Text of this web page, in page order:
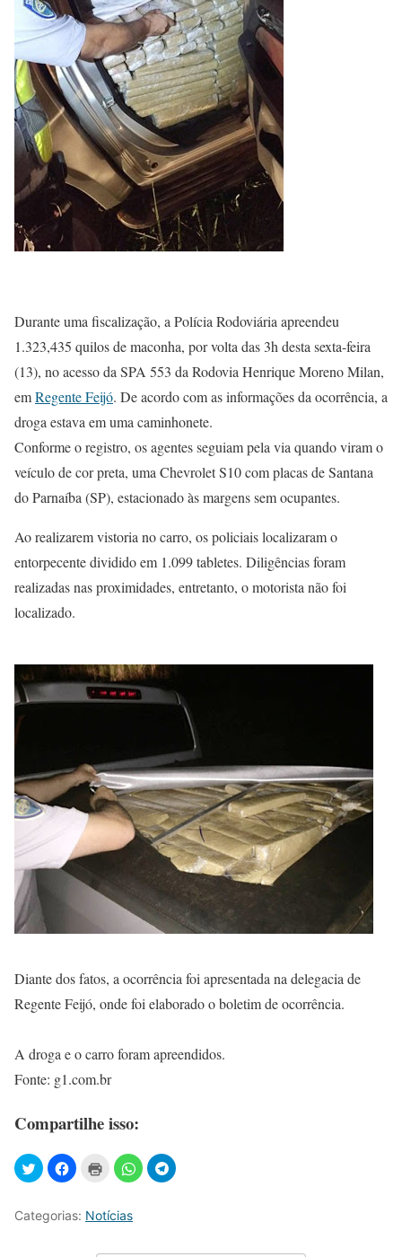
Durante uma fiscalização, a Polícia Rodoviária apreendeu
1.323,435 quilos de maconha, por volta das 3h desta sexta-feira
(13), no acesso da SPA 553 da Rodovia Henrique Moreno Milan,
emRegente Feijó. De acordo com as informações da ocorrência, a
droga estava em uma caminhonete.
Conforme o registro, os agentes seguiam pela via quando viram o
veículo de cor preta, uma Chevrolet S10 com placas de Santana
do Parnaíba (SP), estacionado às margens sem ocupantes.
Ao realizarem vistoria no carro, os policiais localizaram o
entorpecente dividido em 1.099 tabletes. Diligências foram
realizadas nas proximidades, entretanto, o motorista não foi
localizado.
Diante dos fatos, a ocorrência foi apresentada na delegacia de
Regente Feijó, onde foi elaborado o boletim de ocorrência.
A droga e o carro foram apreendidos.
Fonte: g1.com.br
Compartilhe isso:
Categorias: Notícias